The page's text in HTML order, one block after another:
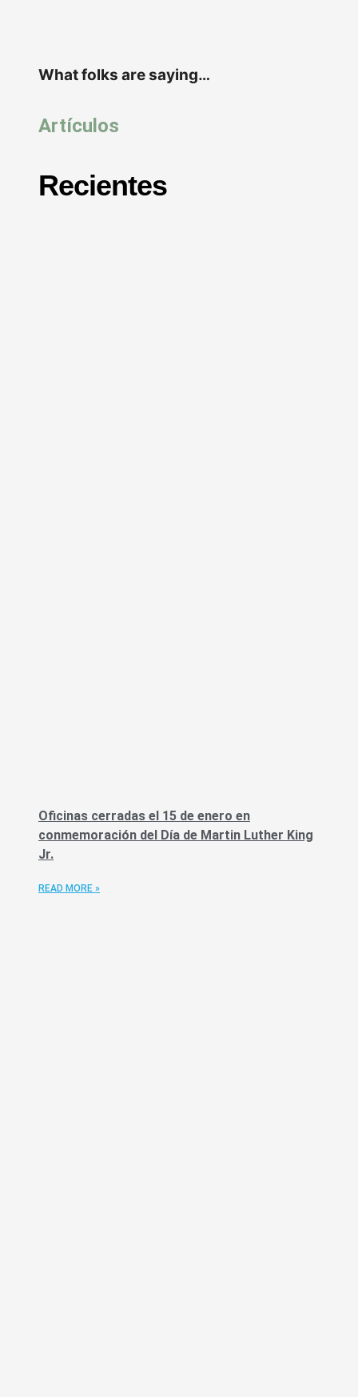
What folks are saying…
Artículos
Recientes
Oficinas cerradas el 15 de enero en
conmemoración del Día de Martin Luther King
Jr.
READ MORE »